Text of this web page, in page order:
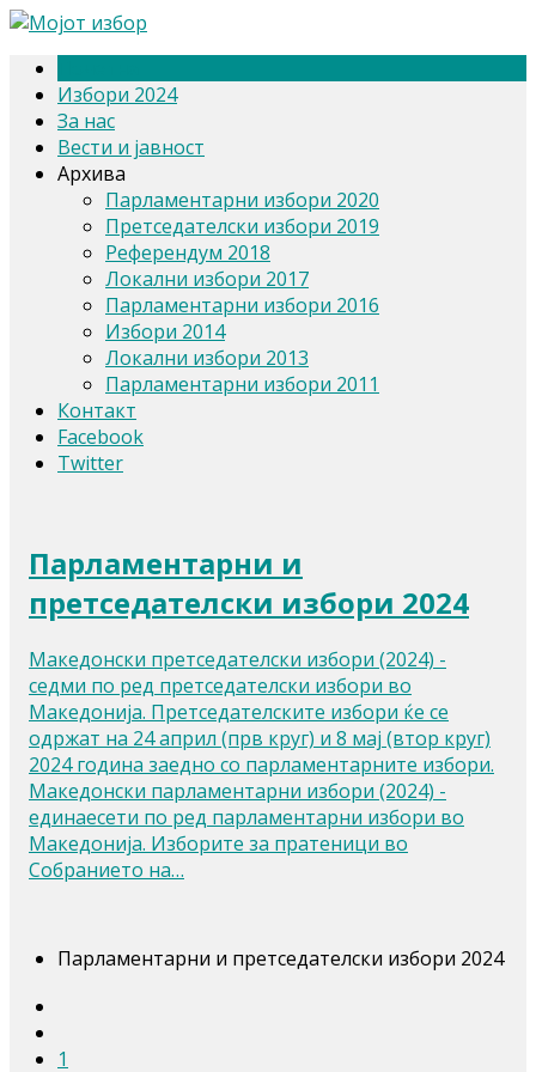
Избори 2024
За нас
Вести и јавност
Архива
Парламентарни избори 2020
Претседателски избори 2019
Референдум 2018
Локални избори 2017
Парламентарни избори 2016
Избори 2014
Локални избори 2013
Парламентарни избори 2011
Контакт
Facebook
Twitter
Парламентарни и
претседателски избори 2024
Македонски претседателски избори (2024) -
седми по ред претседателски избори во
Македонија. Претседателските избори ќе се
одржат на 24 април (прв круг) и 8 мај (втор круг)
2024 година заедно со парламентарните избори.
Македонски парламентарни избори (2024) -
единаесети по ред парламентарни избори во
Македонија. Изборите за пратеници во
Собранието на…
Парламентарни и претседателски избори 2024
1